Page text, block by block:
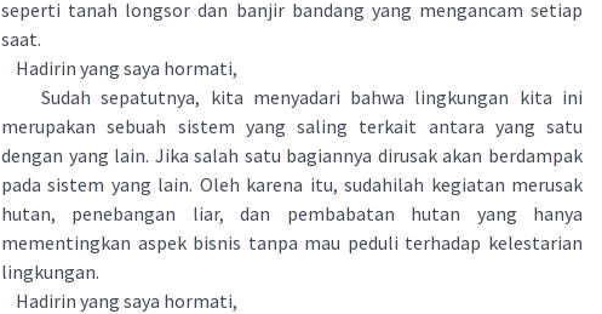
seperti tanah longsor dan banjir bandang yang mengancam setiap
saat.
Hadirin yang saya hormati,
Sudah sepatutnya, kita menyadari bahwa lingkungan kita ini
merupakan sebuah sistem yang saling terkait antara yang satu
dengan yang lain. Jika salah satu bagiannya dirusak akan berdampak
pada sistem yang lain. Oleh karena itu, sudahilah kegiatan merusak
hutan, penebangan liar, dan pembabatan hutan yang hanya
mementingkan aspek bisnis tanpa mau peduli terhadap kelestarian
lingkungan.
Hadirin yang saya hormati,